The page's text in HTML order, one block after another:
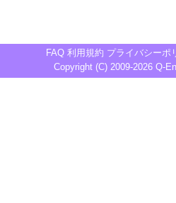
FAQ 利用規約 プライバシーポ
Copyright (C) 2009-2026 Q-